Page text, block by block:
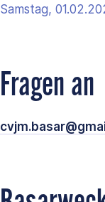
Samstag,
Fragen an